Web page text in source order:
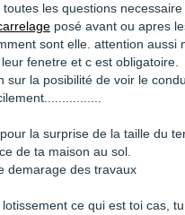
les questions necessaire
posé avant ou apres
sont elle. attention aussi
fenetre et c est obligatoire.
sur la posibilité de voir le
la surprise de la taille du
de ta maison au sol.
demarage des travaux
ce qui est toi cas,